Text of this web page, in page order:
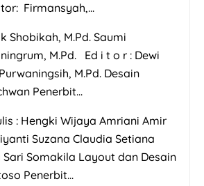
Firmansyah,...
Shobikah, M.Pd. Saumi
M.Pd. Ed i t o r : Dewi
M.Pd. Desain
Penerbit...
: Hengki Wijaya Amriani Amir
Suzana Claudia Setiana
Sari Somakila Layout dan Desain
Penerbit...